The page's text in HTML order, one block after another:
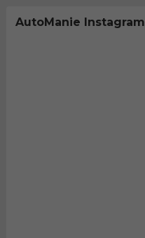
AutoManie Instagram